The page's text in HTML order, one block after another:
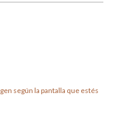
según la pantalla que estés